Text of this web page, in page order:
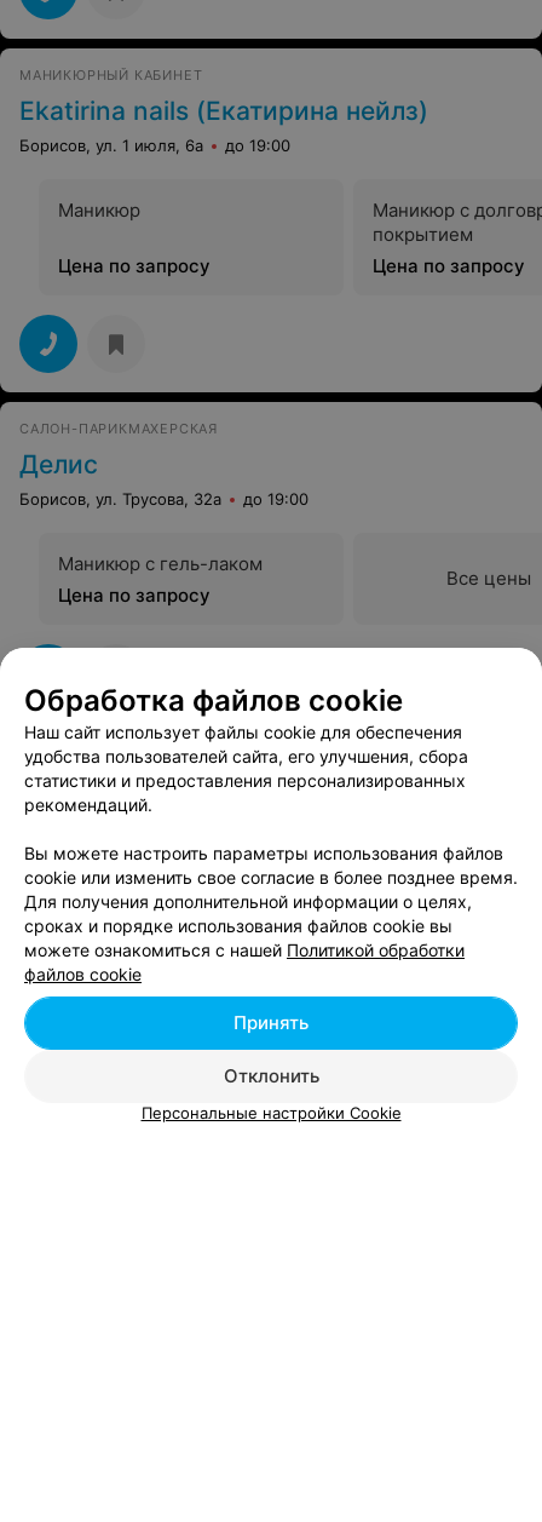
МАНИКЮРНЫЙ КАБИНЕТ
Ekatirina nails (Екатирина нейлз)
Борисов, ул. 1 июля, 6а до 19:00
Маникюр
Цена по запросу
Маникюр с
покрытием
Цена по запросу
САЛОН-ПАРИКМАХЕРСКАЯ
Делис
Борисов, ул. Трусова, 32а до 19:00
Маникюр с гель-лаком
Цена по запросу
Все цены
Вам будет интересно
Классический маникюр в Борисове
Французский маникюр в Борисове
Наращивание ногтей в Борисове
Обработка файлов cookie
Наш сайт использует файлы cookie для обеспечения
удобства пользователей сайта, его улучшения, сбора
статистики и предоставления персонализированных
рекомендаций.
Вы можете настроить параметры использования файлов
cookie или изменить свое согласие в более позднее время.
Для получения дополнительной информации о целях,
сроках и порядке использования файлов cookie вы
можете ознакомиться с нашей Политикой обработки
файлов cookie
Отклонить
Принять
Персональные настройки Cookie